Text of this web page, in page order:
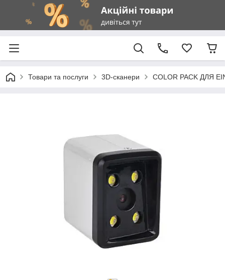
Товари та послуги 3D-сканери COLOR PACK ДЛЯ